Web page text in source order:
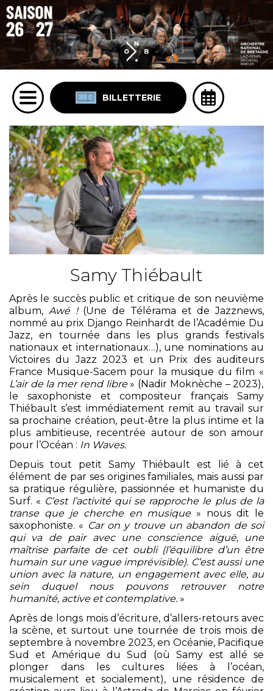
BILLETTERIE
Samy Thiébault
Après le succès public et critique de son neuvième
album, Awé !(Une de Télérama et de Jazznews,
nommé au prix Django Reinhardt de l’Académie Du
Jazz, en tournée dans les plus grands festivals
nationaux et internationaux…), une nominations au
Victoires du Jazz 2023 et un Prix des auditeurs
France Musique-Sacem pour la musique du film «
L’air de la mer rend libre» (Nadir Moknèche – 2023),
le saxophoniste et compositeur français Samy
Thiébault s’est immédiatement remit au travail sur
sa prochaine création, peut-être la plus intime et la
plus ambitieuse, recentrée autour de son amour
pour l’Océan : In Waves.
Depuis tout petit Samy Thiébault est lié à cet
élément de par ses origines familiales, mais aussi par
sa pratique régulière, passionnée et humaniste du
Surf. « C’est l’activité qui se rapproche le plus de la
transe que je cherche en musique» nous dit le
saxophoniste. « Car on y trouve un abandon de soi
qui va de pair avec une conscience aiguë, une
maîtrise parfaite de cet oubli (l’équilibre d’un être
humain sur une vague imprévisible). C’est aussi une
union avec la nature, un engagement avec elle, au
sein duquel nous pouvons retrouver notre
humanité, active et contemplative. »
Après de longs mois d’écriture, d’allers-retours avec
la scène, et surtout une tournée de trois mois de
septembre à novembre 2023, en Océanie, Pacifique
Sud et Amérique du Sud (où Samy est allé se
plonger dans les cultures liées à l’océan,
musicalement et socialement), une résidence de